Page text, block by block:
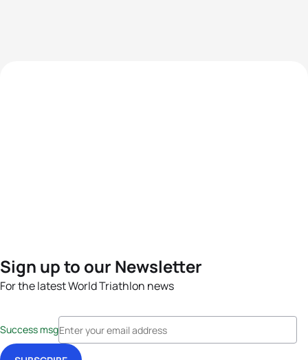
Sign up to our Newsletter
For the latest World Triathlon news
Success msg